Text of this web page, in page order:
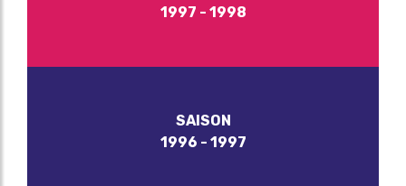
1997 - 1998
SAISON
1996 - 1997